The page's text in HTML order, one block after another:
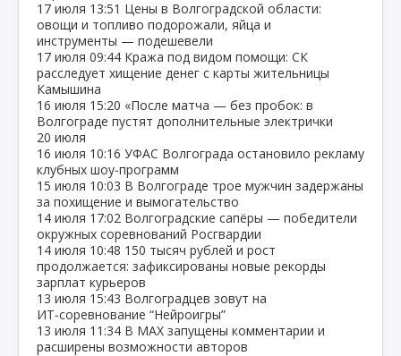
17 июля 13:51 Цены в Волгоградской области:
овощи и топливо подорожали, яйца и
инструменты — подешевели
17 июля 09:44 Кража под видом помощи: СК
расследует хищение денег с карты жительницы
Камышина
16 июля 15:20 «После матча — без пробок: в
Волгограде пустят дополнительные электрички
20 июля
16 июля 10:16 УФАС Волгограда остановило рекламу
клубных шоу‑программ
15 июля 10:03 В Волгограде трое мужчин задержаны
за похищение и вымогательство
14 июля 17:02 Волгоградские сапёры — победители
окружных соревнований Росгвардии
14 июля 10:48 150 тысяч рублей и рост
продолжается: зафиксированы новые рекорды
зарплат курьеров
13 июля 15:43 Волгоградцев зовут на
ИТ‑соревнование “Нейроигры”
13 июля 11:34 В МАХ запущены комментарии и
расширены возможности авторов